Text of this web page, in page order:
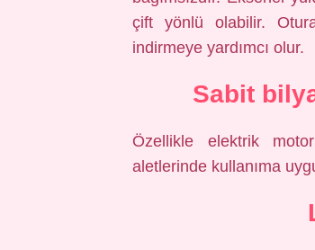
çift yönlü olabilir.
indirmeye yardımcı olur.
Sabit
Özellikle elektrik
aletlerinde kullanıma